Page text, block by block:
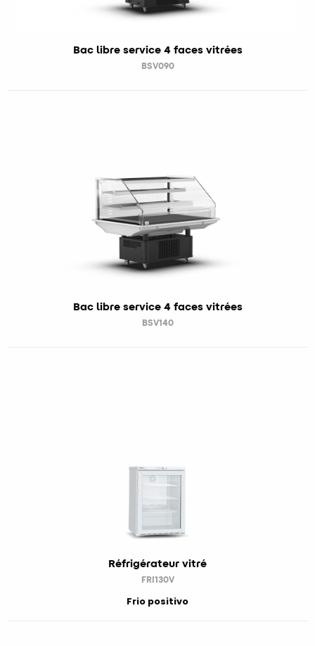
Bac libre service 4 faces vitrées
BSV090
Bac libre service 4 faces vitrées
BSV140
Réfrigérateur vitré
FRI130V
Frio positivo